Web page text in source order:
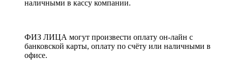
наличными в кассу компании.
ФИЗ ЛИЦА могут произвести оплату он-лайн с
банковской карты, оплату по счёту или наличными в
офисе.